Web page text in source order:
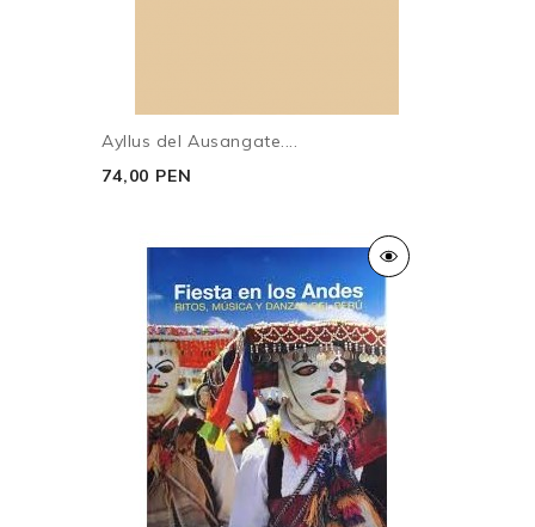
4. Espacios de libertad
Conclusiones
Bibliografía
Ayllus del Ausangate....
74,00 PEN